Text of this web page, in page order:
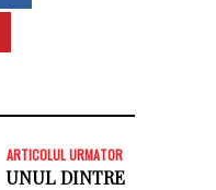
ARTICOLUL URMATOR
UNUL DINTRE